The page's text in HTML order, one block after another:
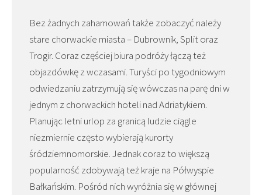
Bez żadnych zahamowań także zobaczyć należy
stare chorwackie miasta – Dubrownik, Split oraz
Trogir. Coraz częściej biura podróży łączą też
objazdówkę z wczasami. Turyści po tygodniowym
odwiedzaniu zatrzymują się wówczas na parę dni w
jednym z chorwackich hoteli nad Adriatykiem.
Planując letni urlop za granicą ludzie ciągle
niezmiernie często wybierają kurorty
śródziemnomorskie. Jednak coraz to większą
popularność zdobywają też kraje na Półwyspie
Bałkańskim. Pośród nich wyróżnia się w głównej